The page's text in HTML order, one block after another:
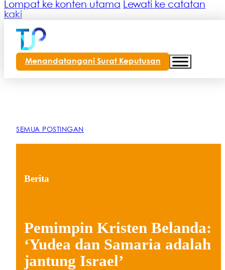
Lompat ke konten utama Lewati ke catatan
kaki
Menandatangani Surat Keputusan
SEMUA POSTINGAN
Berita
Pemimpin Kristen Belanda:
‘Yudea dan Samaria adalah
jantung Israel’